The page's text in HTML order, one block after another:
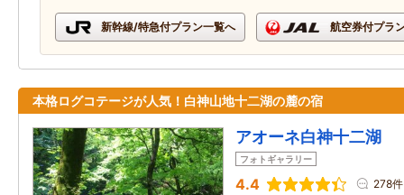
新幹線/特急付プラン一覧へ 航空券付プラ
本格ログコテージが人気！白神山地十二湖の麓の宿
アオーネ白神十二湖
フォトギャラリー
4.4 278件